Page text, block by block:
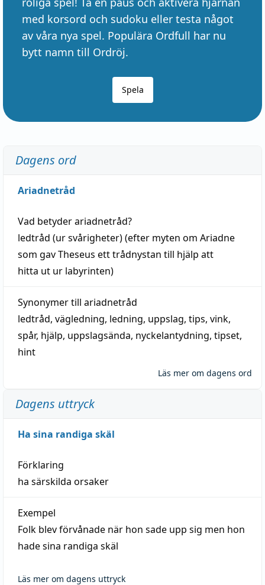
med korsord och sudoku eller testa något
av våra nya spel. Populära Ordfull har nu
bytt namn till Ordröj.
Spela
Dagens ord
Ariadnetråd
Vad betyderariadnetråd?
ledtråd (ur svårigheter) (efter myten om Ariadne
som gav Theseus ett trådnystan till hjälp att
hitta ut ur labyrinten)
Synonymer till ariadnetråd
ledtråd, vägledning, ledning, uppslag, tips, vink,
spår, hjälp, uppslagsända, nyckelantydning, tipset,
hint
Läs mer om dagens ord
Dagens uttryck
Ha sina randiga skäl
Förklaring
ha särskilda orsaker
Exempel
Folk blev förvånade när hon sade upp sig men hon
hade sina randiga skäl
Läs mer om dagens uttryck